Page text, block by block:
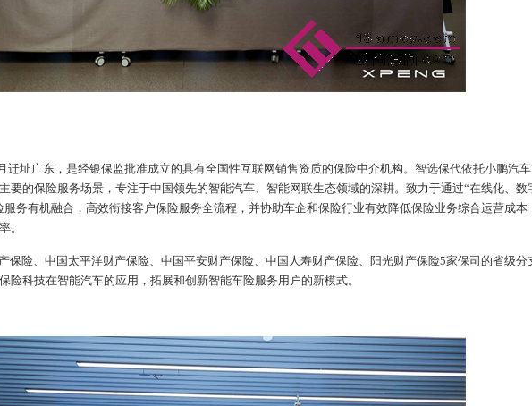
迁址广东，是经银保监批准成立的具有全国性互联网销售资质的保险中介机构。智选保代依托小鹏汽
要的保险服务场景，专注于中国领先的智能汽车、智能网联生态领域的深耕。致力于通过“在线化、数
务有机融合，高效衔接客户保险服务全流程，并协助车企和保险行业有效降低保险业务综合运营成本
。
保险、中国太平洋财产保险、中国平安财产保险、中国人寿财产保险、阳光财产保险5家保司的省级分
险科技在智能汽车的应用，拓展和创新智能车险服务用户的新模式。